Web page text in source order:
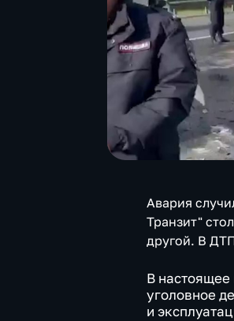
Авария
Транзит"
другой. В
В
уголовное
и